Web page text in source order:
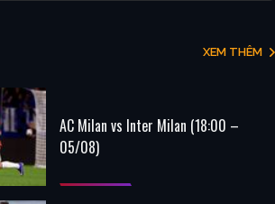
XEM THÊM
AC Milan vs Inter Milan (18:00 –
05/08)